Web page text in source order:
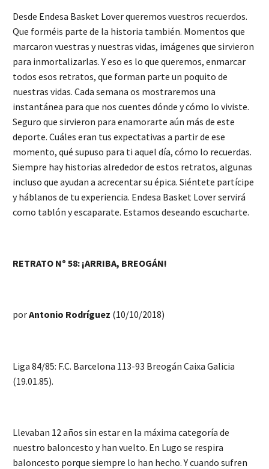
Desde Endesa Basket Lover queremos vuestros recuerdos.
Que forméis parte de la historia también. Momentos que
marcaron vuestras y nuestras vidas, imágenes que sirvieron
para inmortalizarlas. Y eso es lo que queremos, enmarcar
todos esos retratos, que forman parte un poquito de
nuestras vidas. Cada semana os mostraremos una
instantánea para que nos cuentes dónde y cómo lo viviste.
Seguro que sirvieron para enamorarte aún más de este
deporte. Cuáles eran tus expectativas a partir de ese
momento, qué supuso para ti aquel día, cómo lo recuerdas.
Siempre hay historias alrededor de estos retratos, algunas
incluso que ayudan a acrecentar su épica. Siéntete partícipe
y háblanos de tu experiencia. Endesa Basket Lover servirá
como tablón y escaparate. Estamos deseando escucharte.
RETRATO Nº 58: ¡ARRIBA, BREOGÁN!
porAntonio Rodríguez (10/10/2018)
Liga 84/85: F.C. Barcelona 113-93 Breogán Caixa Galicia
(19.01.85).
Llevaban 12 años sin estar en la máxima categoría de
nuestro baloncesto y han vuelto. En Lugo se respira
baloncesto porque siempre lo han hecho. Y cuando sufren